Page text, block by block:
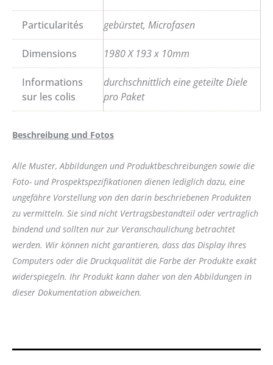
Particularités gebürstet, Microfasen
Dimensions 1980 X 193 x 10mm
Informations
sur les colis
durchschnittlich eine geteilte Diele
pro Paket
Beschreibung und Fotos
Alle Muster, Abbildungen und Produktbeschreibungen sowie die
Foto- und Prospektspezifikationen dienen lediglich dazu, eine
ungefähre Vorstellung von den darin beschriebenen Produkten
zu vermitteln. Sie sind nicht Vertragsbestandteil oder vertraglich
bindend und sollten nur zur Veranschaulichung betrachtet
werden. Wir können nicht garantieren, dass das Display Ihres
Computers oder die Druckqualität die Farbe der Produkte exakt
widerspiegeln. Ihr Produkt kann daher von den Abbildungen in
dieser Dokumentation abweichen.